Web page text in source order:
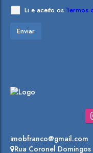
Li e aceito os Termos
imobfranco@gmail.com
Rua Coronel